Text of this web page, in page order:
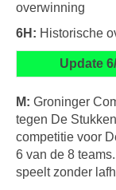
overwinning
6H: Historische
Update
M: Groninger
tegen De
competitie voor
6 van de 8
speelt zonder